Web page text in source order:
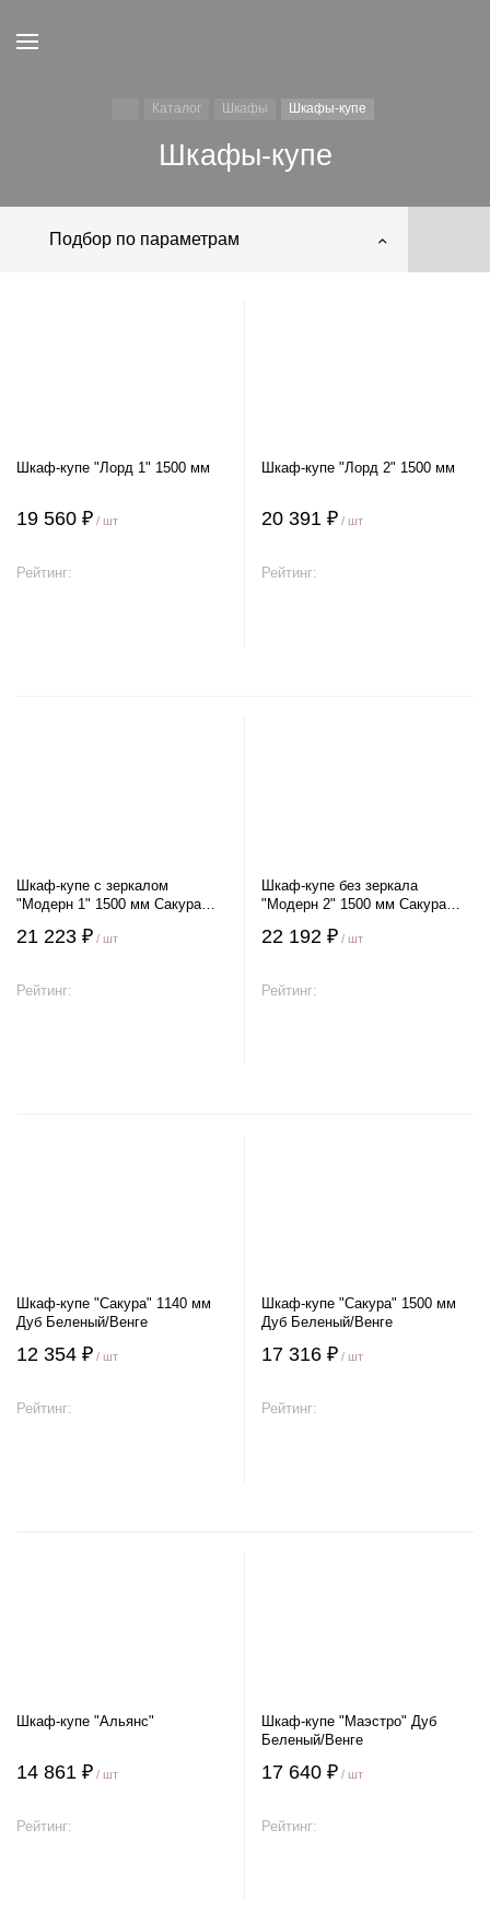
Каталог Шкафы Шкафы-купе
Шкафы-купе
Подбор по параметрам
Шкаф-купе "Лорд 1" 1500 мм
19 560 ₽ / шт
Рейтинг:
Шкаф-купе "Лорд 2" 1500 мм
20 391 ₽ / шт
Рейтинг:
Шкаф-купе с зеркалом
"Модерн 1" 1500 мм Сакура
21 223 ₽ / шт
Рейтинг:
Шкаф-купе без зеркала
"Модерн 2" 1500 мм Сакура
22 192 ₽ / шт
Рейтинг:
Шкаф-купе "Сакура" 1140 мм
Дуб Беленый/Венге
12 354 ₽ / шт
Рейтинг:
Шкаф-купе "Сакура" 1500 мм
Дуб Беленый/Венге
17 316 ₽ / шт
Рейтинг:
Шкаф-купе "Альянс"
14 861 ₽ / шт
Рейтинг:
Шкаф-купе "Маэстро" Дуб
Беленый/Венге
17 640 ₽ / шт
Рейтинг: